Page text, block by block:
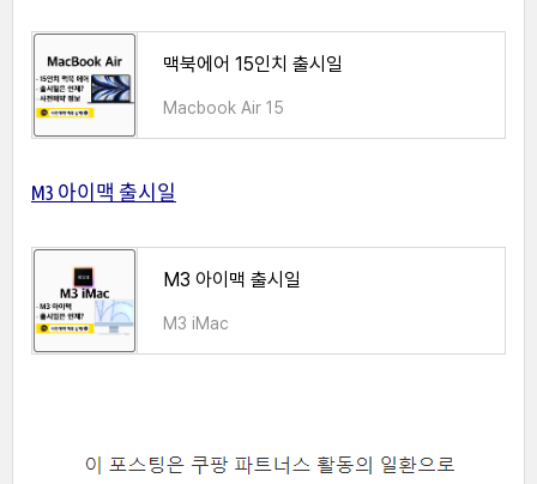
맥북에어 15인치 출시일
Macbook Air 15
M3 아이맥 출시일
M3 아이맥 출시일
M3 iMac